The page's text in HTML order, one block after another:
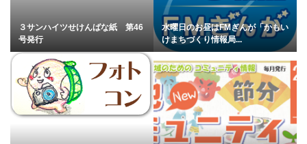
３サンハイツせけんばな紙 第46
号発行
水曜日のお昼はFMぎんが「かもい
けまちづくり情報局...